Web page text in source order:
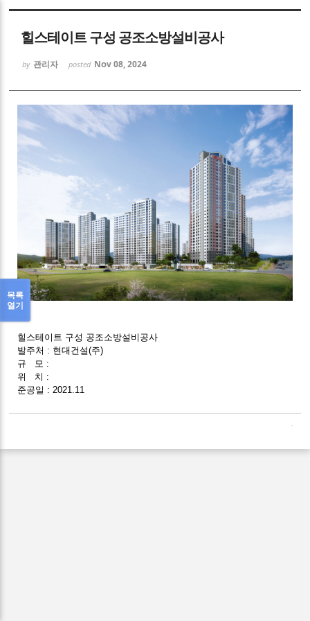
힐스테이트 구성 공조소방설비공사
by 관리자 posted Nov 08, 2024
힐스테이트 구성 공조소방설비공사
발주처 : 현대건설(주)
규 모 :
위 치 :
준공일 : 2021.11
목록
열기
Sketchbook5, 스케치북5
Sketchbook5, 스케치북5